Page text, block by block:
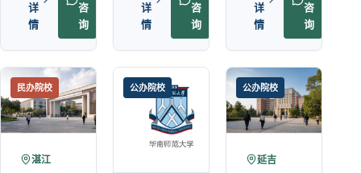
详
情
咨
询
详
情
咨
询
详
情
咨
询
民办院校
湛江
公办院校 公办院校
延吉